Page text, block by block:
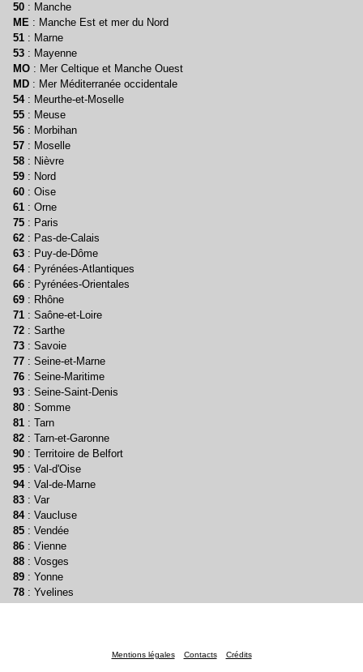
50 : Manche
ME : Manche Est et mer du Nord
51 : Marne
53 : Mayenne
MO : Mer Celtique et Manche Ouest
MD : Mer Méditerranée occidentale
54: Meurthe-et-Moselle
55 : Meuse
56 : Morbihan
57 : Moselle
58 : Nièvre
59 : Nord
60 : Oise
61 : Orne
75 : Paris
62 : Pas-de-Calais
63 : Puy-de-Dôme
64: Pyrénées-Atlantiques
66 : Pyrénées-Orientales
69 : Rhône
71 : Saône-et-Loire
72 : Sarthe
73 : Savoie
77 : Seine-et-Marne
76 : Seine-Maritime
93 : Seine-Saint-Denis
80 : Somme
81 : Tarn
82 : Tarn-et-Garonne
90 : Territoire de Belfort
95 : Val-d'Oise
94: Val-de-Marne
83 : Var
84: Vaucluse
85 : Vendée
86 : Vienne
88 : Vosges
89 : Yonne
78 : Yvelines
Mentions légales Contacts Crédits